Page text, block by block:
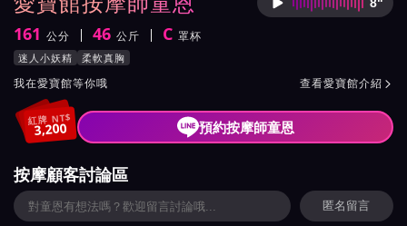
按摩師
身高
161 公分
體重 46 公斤
罩杯 C 罩杯
按摩師童恩服務風格與特色
迷人小妖精 柔軟真胸
按摩師童恩所屬按摩會館介紹與班表
我在愛寶館等你哦 查看愛寶館介紹 
紅牌 NT$
3,200 預約按摩師童恩
按摩顧客討論區
匿名留言